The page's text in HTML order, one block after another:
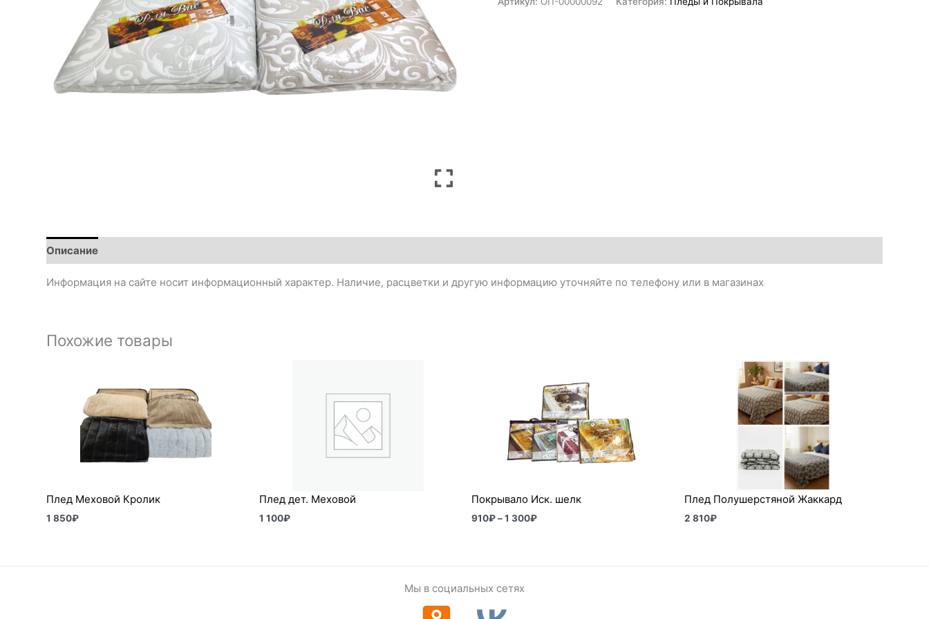
Описание
Информация на сайте носит информационный характер. Наличие, расцветки и другую информацию уточняйте по телефону или в магазинах
Похожие товары
Плед Меховой Кролик
1 850₽
Плед дет. Меховой
1 100₽
Покрывало Иск. шелк
910₽–1 300₽
910₽
300₽
Плед Полушерстяной Жаккард
2 810₽
Мы в социальных сетях